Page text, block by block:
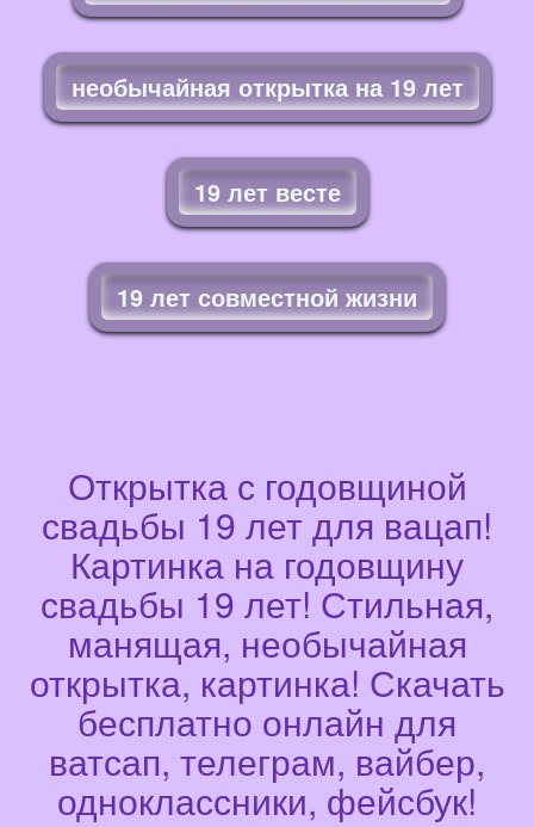
необычайная открытка на 19 лет
19 лет весте
19 лет совместной жизни
Открытка с годовщиной
свадьбы 19 лет для вацап!
Картинка на годовщину
свадьбы 19 лет! Стильная,
манящая, необычайная
открытка, картинка! Скачать
бесплатно онлайн для
ватсап, телеграм, вайбер,
одноклассники, фейсбук!